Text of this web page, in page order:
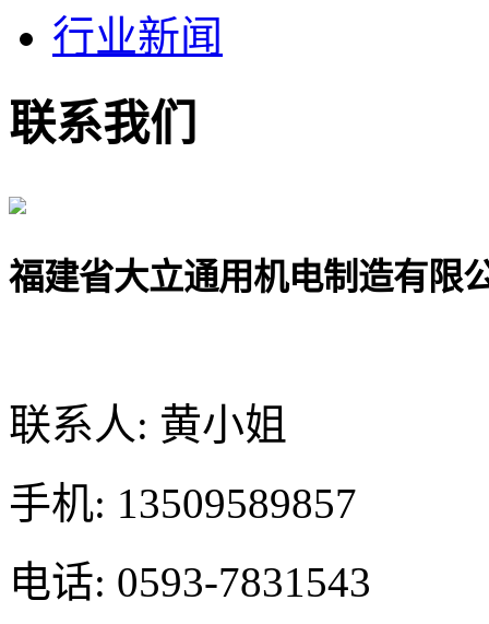
行业新闻
联系我们
福建省大立通用机电制造有限
联系人: 黄小姐
手机: 13509589857
电话: 0593-7831543